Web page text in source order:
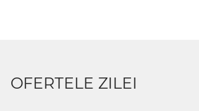
OFERTELE ZILEI